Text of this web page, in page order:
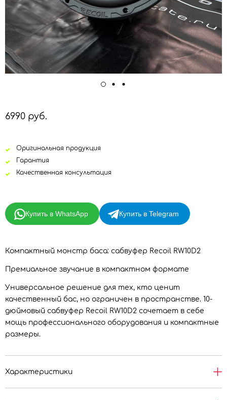
6990 руб.
Оригинальная продукция
Гарантия
Качественная консультация
Купить в WhatsApp Купить в Telegram
Компактный монстр баса: сабвуфер Recoil RW10D2
Премиальное звучание в компактном формате
Универсальное решение для тех, кто ценит
качественный бас, но ограничен в пространстве. 10-
дюймовый сабвуфер Recoil RW10D2 сочетает в себе
мощь профессионального оборудования и компактные
размеры.
Характеристики